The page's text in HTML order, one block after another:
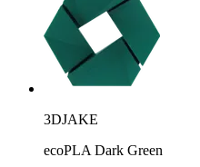
3DJAKE
ecoPLA Dark Green